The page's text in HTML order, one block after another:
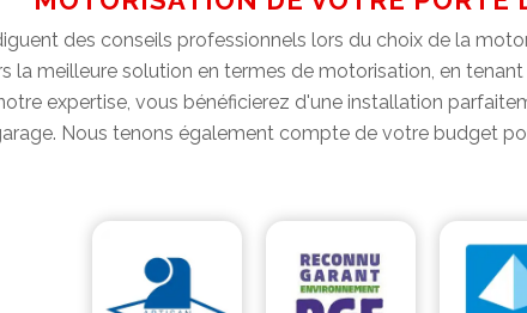
des conseils professionnels lors du choix de la
la meilleure solution en termes de motorisation, en
expertise, vous bénéficierez d'une installation
Nous tenons également compte de votre budget